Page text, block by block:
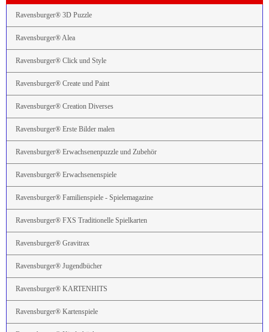
Ravensburger® 3D Puzzle
Ravensburger® Alea
Ravensburger® Click und Style
Ravensburger® Create und Paint
Ravensburger® Creation Diverses
Ravensburger® Erste Bilder malen
Ravensburger® Erwachsenenpuzzle und Zubehör
Ravensburger® Erwachsenenspiele
Ravensburger® Familienspiele - Spielemagazine
Ravensburger® FXS Traditionelle Spielkarten
Ravensburger® Gravitrax
Ravensburger® Jugendbücher
Ravensburger® KARTENHITS
Ravensburger® Kartenspiele